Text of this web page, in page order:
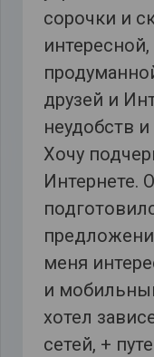
сорочки и
друзей и
неудобств
Хочу
Интернете.
меня
и
хотел
сетей, +